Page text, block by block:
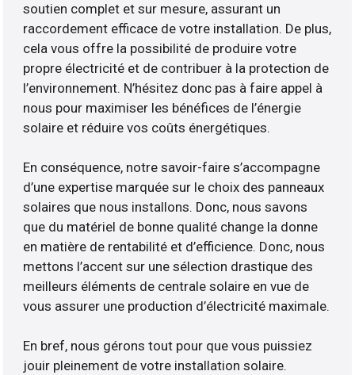
soutien complet et sur mesure, assurant un
raccordement efficace de votre installation. De plus,
cela vous offre la possibilité de produire votre
propre électricité et de contribuer à la protection de
l’environnement. N’hésitez donc pas à faire appel à
nous pour maximiser les bénéfices de l’énergie
solaire et réduire vos coûts énergétiques.
En conséquence, notre savoir-faire s’accompagne
d’une expertise marquée sur le choix des panneaux
solaires que nous installons. Donc, nous savons
que du matériel de bonne qualité change la donne
en matière de rentabilité et d’efficience. Donc, nous
mettons l’accent sur une sélection drastique des
meilleurs éléments de centrale solaire en vue de
vous assurer une production d’électricité maximale.
En bref, nous gérons tout pour que vous puissiez
jouir pleinement de votre installation solaire.